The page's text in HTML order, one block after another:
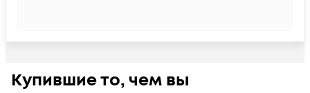
Купившие то, чем вы